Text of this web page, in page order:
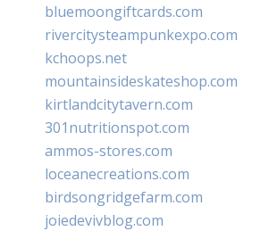
bluemoongiftcards.com
rivercitysteampunkexpo.com
kchoops.net
mountainsideskateshop.com
kirtlandcitytavern.com
301nutritionspot.com
ammos-stores.com
loceanecreations.com
birdsongridgefarm.com
joiedevivblog.com